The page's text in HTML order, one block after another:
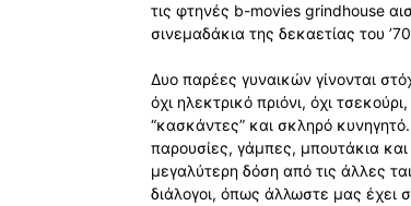
τις φτηνές b-movies grindhouse
σινεμαδάκια της δεκαετίας του
Δυο παρέες γυναικών γίνονται
όχι ηλεκτρικό πριόνι, όχι
“κασκάντες” και σκληρό
παρουσίες, γάμπες, μπουτάκια
μεγαλύτερη δόση από τις άλλες
διάλογοι, όπως άλλωστε μας έχει